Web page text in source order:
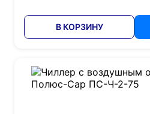
В КОРЗИНУ